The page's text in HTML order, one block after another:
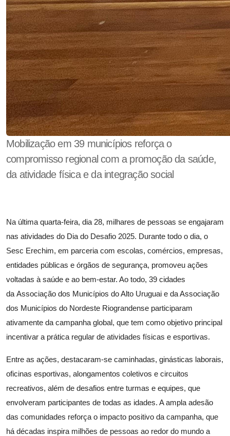
Mobilização em 39 municípios reforça o
compromisso regional com a promoção da saúde,
da atividade física e da integração social
Na última quarta-feira, dia 28, milhares de pessoas se engajaram
nas atividades do Dia do Desafio 2025. Durante todo o dia, o
Sesc Erechim, em parceria com escolas, comércios, empresas,
entidades públicas e órgãos de segurança, promoveu ações
voltadas à saúde e ao bem-estar. Ao todo, 39 cidades
da Associação dos Municípios do Alto Uruguai e da Associação
dos Municípios do Nordeste Riograndense participaram
ativamente da campanha global, que tem como objetivo principal
incentivar a prática regular de atividades físicas e esportivas.
Entre as ações, destacaram-se caminhadas, ginásticas laborais,
oficinas esportivas, alongamentos coletivos e circuitos
recreativos, além de desafios entre turmas e equipes, que
envolveram participantes de todas as idades. A ampla adesão
das comunidades reforça o impacto positivo da campanha, que
há décadas inspira milhões de pessoas ao redor do mundo a